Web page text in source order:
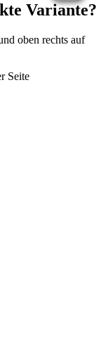
Variante?
oben rechts auf
Seite